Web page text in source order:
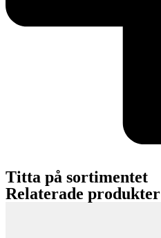
Titta på sortimentet
Relaterade produkter